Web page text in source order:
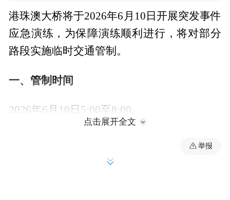
港珠澳大桥将于2026年6月10日开展突发事件
应急演练，为保障演练顺利进行，将对部分
路段实施临时交通管制。
一、管制时间
2026年6月10日5:00至8:00。
（一）6月10日6:00至6:30
点击展开全文
举报